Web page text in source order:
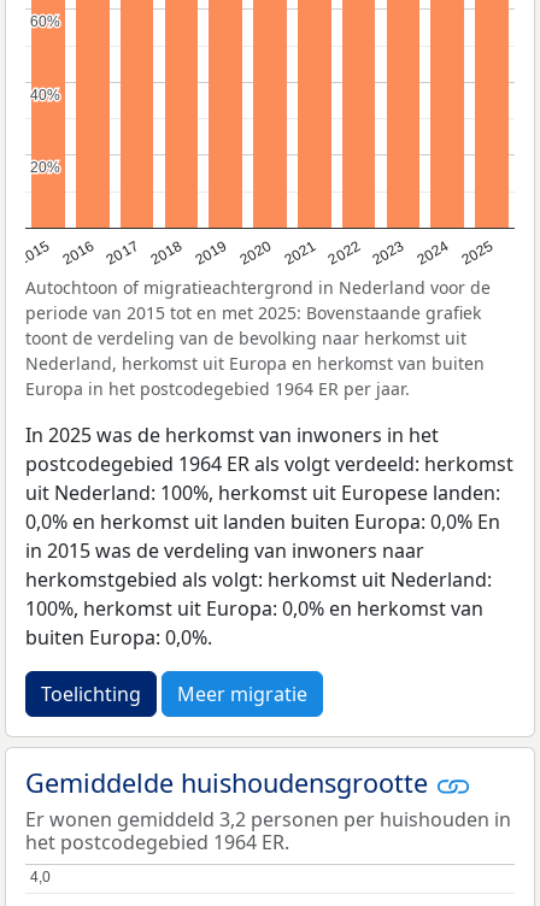
2015 2016 2017 2018 2019 2020 2021 2022 2023 2024 2025
20%
20%
40%
40%
60%
60%
Autochtoon of migratieachtergrond in Nederland voor de
periode van 2015 tot en met 2025: Bovenstaande grafiek
toont de verdeling van de bevolking naar herkomst uit
Nederland, herkomst uit Europa en herkomst van buiten
Europa in het postcodegebied 1964 ER per jaar.
In 2025 was de herkomst van inwoners in het
postcodegebied 1964 ER als volgt verdeeld: herkomst
uit Nederland: 100%, herkomst uit Europese landen:
0,0% en herkomst uit landen buiten Europa: 0,0% En
in 2015 was de verdeling van inwoners naar
herkomstgebied als volgt: herkomst uit Nederland:
100%, herkomst uit Europa: 0,0% en herkomst van
buiten Europa: 0,0%.
Toelichting Meer migratie
Gemiddelde huishoudensgrootte
Er wonen gemiddeld 3,2 personen per huishouden in
het postcodegebied 1964 ER.
4,0
4,0